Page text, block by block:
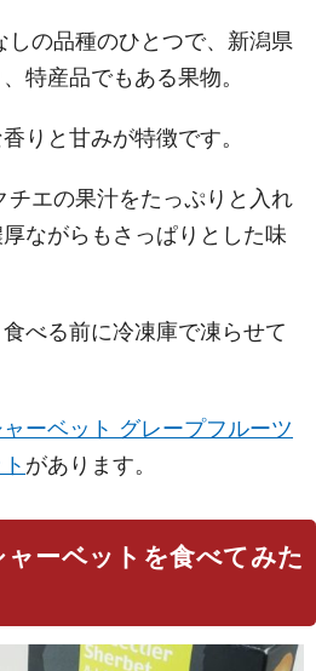
しの品種のひとつで、新潟県
特産品でもある果物。
りと甘みが特徴です。
チエの果汁をたっぷりと入れ
ながらもさっぱりとした味
べる前に冷凍庫で凍らせて
ャーベット グレープフルーツ
があります。
ーベットを食べてみた